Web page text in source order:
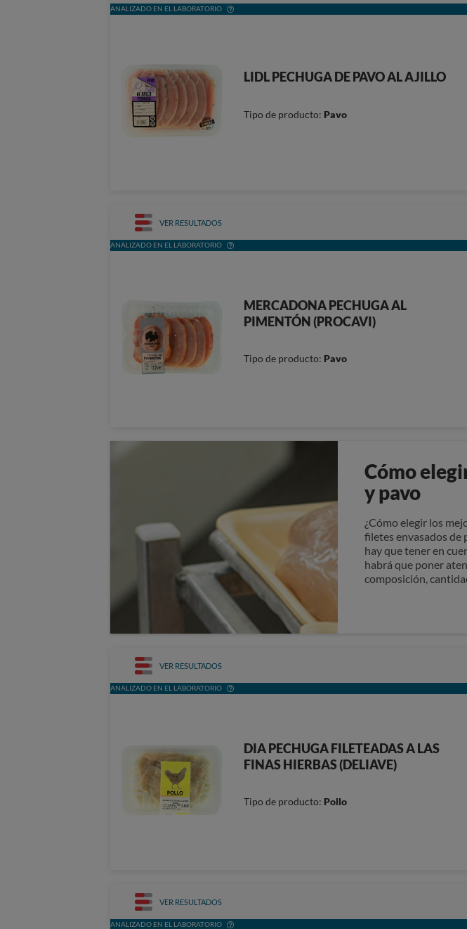
ANALIZADO EN EL LABORATORIO
LIDL PECHUGA DE PAVO AL AJILLO
Tipo de producto: Pavo
VER RESULTADOS
ANALIZADO EN EL LABORATORIO
MERCADONA PECHUGA AL
PIMENTÓN (PROCAVI)
Tipo de producto: Pavo
Cómo
y pavo
¿Cómo elegir los
filetes envasados de
hay que tener en
habrá que poner
composición,
VER RESULTADOS
ANALIZADO EN EL LABORATORIO
DIA PECHUGA FILETEADAS A LAS
FINAS HIERBAS (DELIAVE)
Tipo de producto: Pollo
VER RESULTADOS
ANALIZADO EN EL LABORATORIO